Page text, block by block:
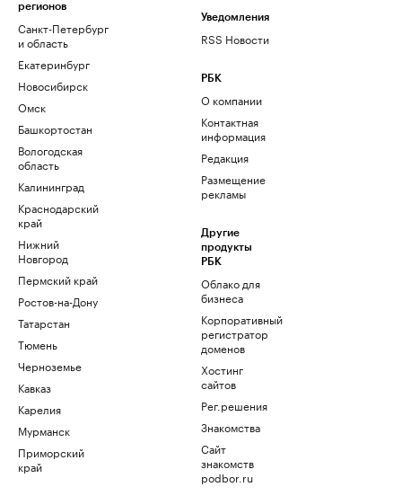
регионов
Санкт-Петербург
и область
Екатеринбург
Новосибирск
Омск
Башкортостан
Вологодская
область
Калининград
Краснодарский
край
Нижний
Новгород
Пермский край
Ростов-на-Дону
Татарстан
Тюмень
Черноземье
Кавказ
Карелия
Мурманск
Приморский
край
Уведомления
RSS Новости
РБК
О компании
Контактная
информация
Редакция
Размещение
рекламы
Другие
продукты
РБК
Облако для
бизнеса
Корпоративный
регистратор
доменов
Хостинг
сайтов
Рег.решения
Знакомства
Сайт
знакомств
podbor.ru